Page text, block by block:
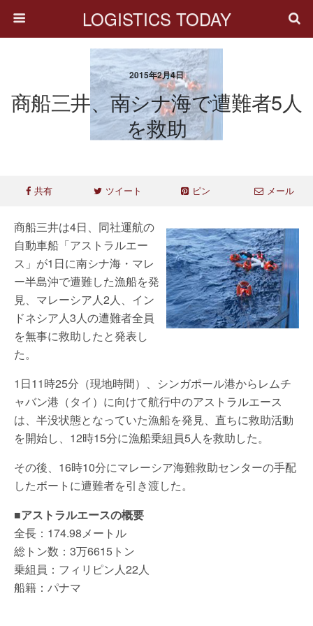
LOGISTICS TODAY
2015年2月4日
商船三井、南シナ海で遭難者5人
を救助
共有 ツイート ピン メール
商船三井は4日、同社運航の
自動車船「アストラルエー
ス」が1日に南シナ海・マレ
ー半島沖で遭難した漁船を発
見、マレーシア人2人、イン
ドネシア人3人の遭難者全員
を無事に救助したと発表し
た。
1日11時25分（現地時間）、シンガポール港からレムチ
ャバン港（タイ）に向けて航行中のアストラルエース
は、半没状態となっていた漁船を発見、直ちに救助活動
を開始し、12時15分に漁船乗組員5人を救助した。
その後、16時10分にマレーシア海難救助センターの手配
したボートに遭難者を引き渡した。
■アストラルエースの概要
全長：174.98メートル
総トン数：3万6615トン
乗組員：フィリピン人22人
船籍：パナマ